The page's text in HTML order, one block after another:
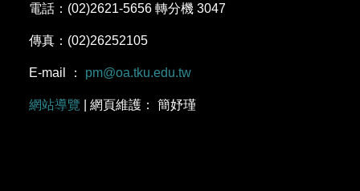
電話：(02)2621-5656 轉分機 3047
傳真：(02)26252105
E-mail ： pm@oa.tku.edu.tw
網站導覽 | 網頁維護： 簡妤瑾